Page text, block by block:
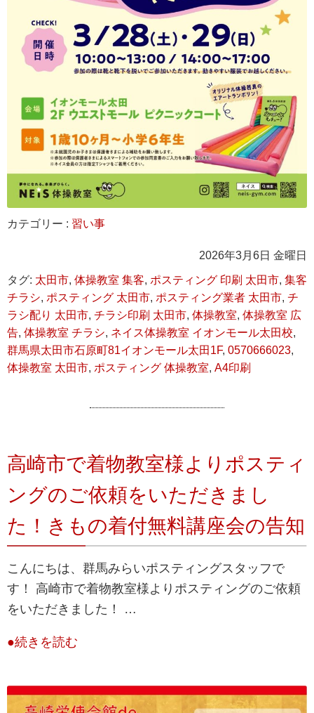
カテゴリー : 習い事
2026年3月6日 金曜日
タグ: 太田市, 体操教室 集客, ポスティング 印刷 太田市, 集客
チラシ, ポスティング 太田市, ポスティング業者 太田市, チ
ラシ配り 太田市, チラシ印刷 太田市, 体操教室, 体操教室 広
告, 体操教室 チラシ, ネイス体操教室 イオンモール太田校,
群馬県太田市石原町81イオンモール太田1F, 0570666023,
体操教室 太田市, ポスティング 体操教室, A4印刷
高崎市で着物教室様よりポスティ
ングのご依頼をいただきまし
た！きもの着付無料講座会の告知
こんにちは、群馬みらいポスティングスタッフで
す！ 高崎市で着物教室様よりポスティングのご依頼
をいただきました！ …
●続きを読む